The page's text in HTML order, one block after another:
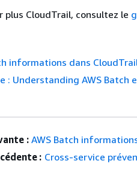
plus CloudTrail, consultez le
informations dans
: Understanding AWS Batch
: AWS Batch
: Cross-service